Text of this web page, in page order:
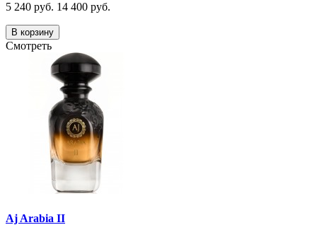
5 240 руб. 14 400 руб.
В корзину
Смотреть
Aj Arabia II